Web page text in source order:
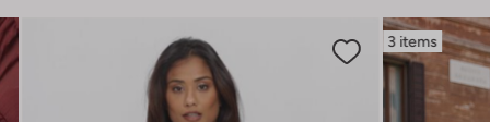
3 items